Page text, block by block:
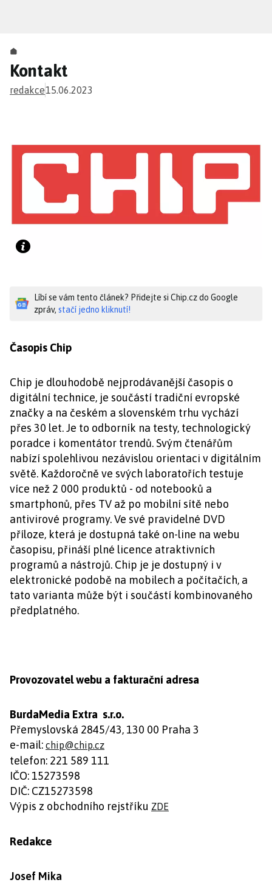
obsahu
Kontakt
redakce15.06.2023
Líbí se vám tento článek? Přidejte si Chip.cz do Google
zpráv, stačí jedno kliknutí!
Časopis Chip
Chip je dlouhodobě nejprodávanější časopis o
digitální technice, je součástí tradiční evropské
značky a na českém a slovenském trhu vychází
přes 30 let. Je to odborník na testy, technologický
poradce i komentátor trendů. Svým čtenářům
nabízí spolehlivou nezávislou orientaci v digitálním
světě. Každoročně ve svých laboratořích testuje
více než 2 000 produktů - od notebooků a
smartphonů, přes TV až po mobilní sítě nebo
antivirové programy. Ve své pravidelné DVD
příloze, která je dostupná také on-line na webu
časopisu, přináší plné licence atraktivních
programů a nástrojů. Chip je je dostupný i v
elektronické podobě na mobilech a počítačích, a
tato varianta může být i součástí kombinovaného
předplatného.
Provozovatel webu a fakturační adresa
BurdaMedia Extra s.r.o.
Přemyslovská 2845/43, 130 00 Praha 3
e-mail: chip@chip.cz
telefon: 221 589 111
IČO: 15273598
DIČ: CZ15273598
Výpis z obchodního rejstříku ZDE
Redakce
Josef Mika